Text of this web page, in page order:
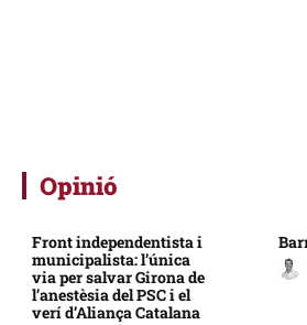
Opinió
Front independentista i
municipalista: l’única
via per salvar Girona de
l’anestèsia del PSC i el
verí d’Aliança Catalana